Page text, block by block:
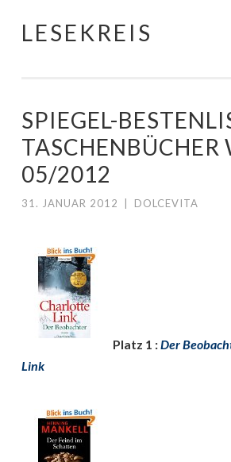
Springe
LESEKREIS
SPIEGEL-
TASCHENBÜCHER
05/2012
31. JANUAR 2012 DOLCEVITA
Platz 1 :Der
Link